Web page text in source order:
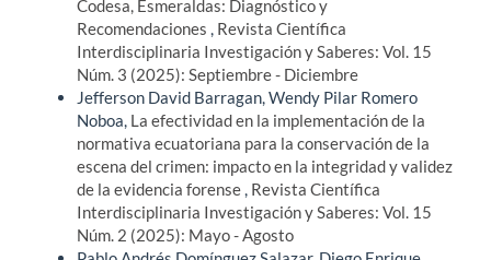
Codesa, Esmeraldas: Diagnóstico y
Recomendaciones
Revista Científica
Interdisciplinaria Investigación y Saberes: Vol. 15
Núm. 3 (2025): Septiembre - Diciembre
Jefferson David Barragan, Wendy Pilar Romero
Noboa, La efectividad en la implementación de la
normativa ecuatoriana para la conservación de la
escena del crimen: impacto en la integridad y validez
de la evidencia forense Revista Científica
Interdisciplinaria Investigación y Saberes: Vol. 15
Núm. 2 (2025): Mayo - Agosto